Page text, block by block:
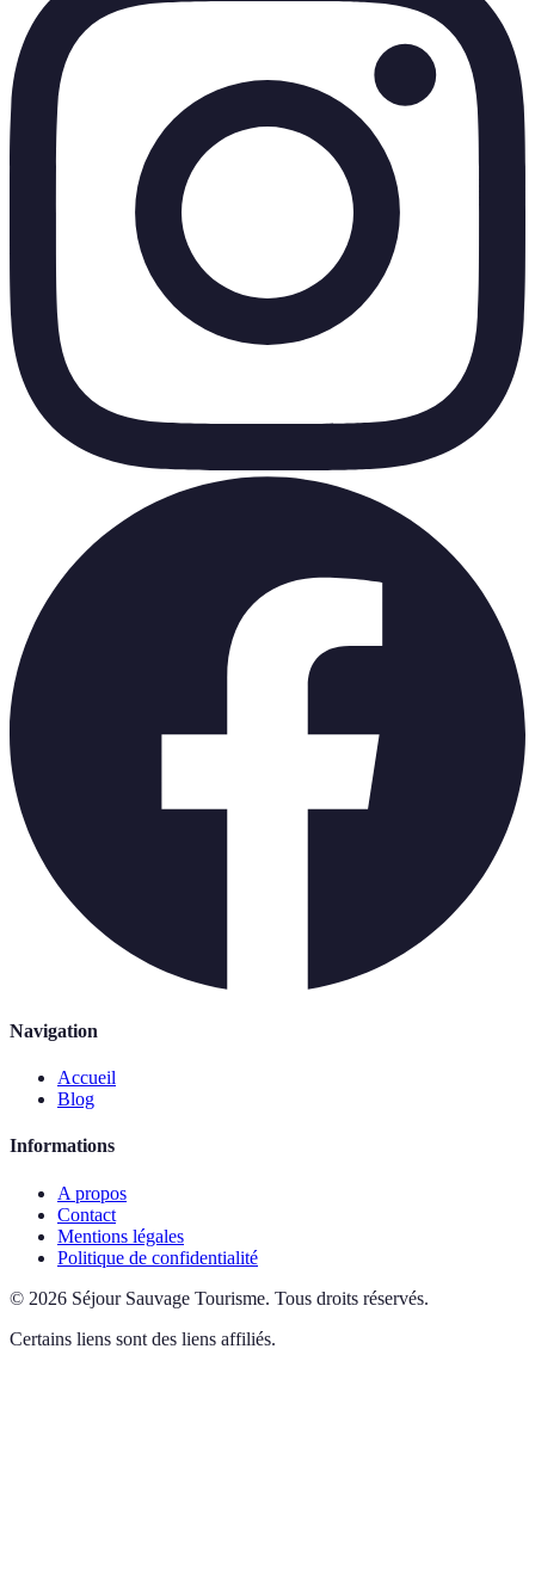
Navigation
Accueil
Blog
Informations
A propos
Contact
Mentions légales
Politique de confidentialité
© 2026 Séjour Sauvage Tourisme. Tous droits réservés.
Certains liens sont des liens affiliés.